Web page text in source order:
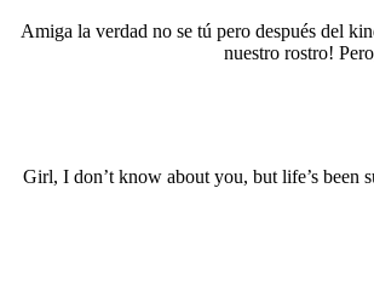
Amiga la verdad no se tú pero después del
nuestro rostro!
Girl, I don’t know about you, but life’s been